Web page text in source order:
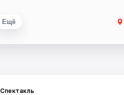
Ещё
Спектакль